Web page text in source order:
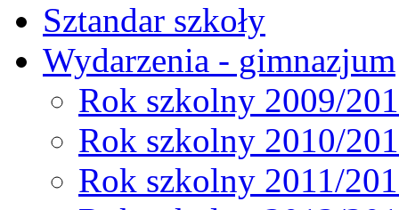
Sztandar szkoły
Wydarzenia - gimnazjum
Rok szkolny 2009/
Rok szkolny 2010/
Rok szkolny 2011/